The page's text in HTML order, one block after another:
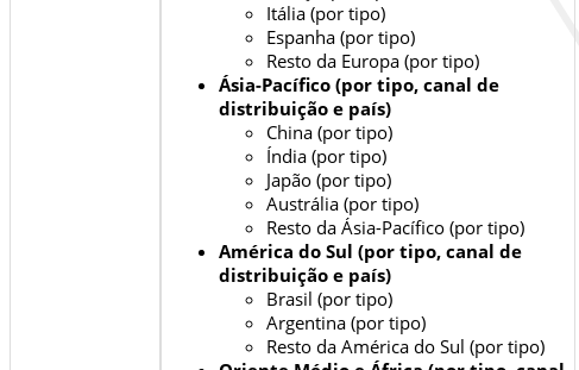
Itália (por tipo)
Espanha (por tipo)
Resto da Europa (por tipo)
Ásia-Pacífico (por tipo, canal de
distribuição e país)
China (por tipo)
Índia (por tipo)
Japão (por tipo)
Austrália (por tipo)
Resto da Ásia-Pacífico (por tipo)
América do Sul (por tipo, canal de
distribuição e país)
Brasil (por tipo)
Argentina (por tipo)
Resto da América do Sul (por tipo)